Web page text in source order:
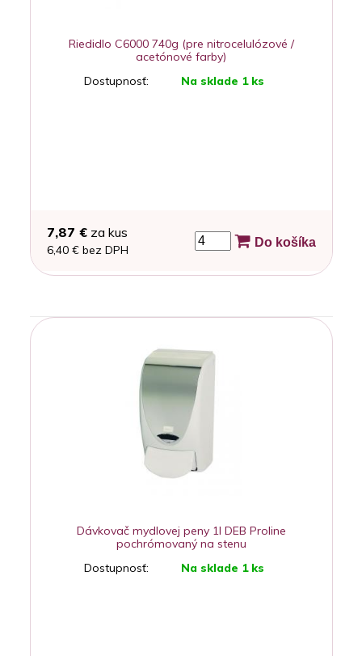
Riedidlo C6000 740g (pre nitrocelulózové /
acetónové farby)
Dostupnosť:
Na sklade 1 ks
7,87 € za kus
6,40 € bez DPH
Do košíka
Dávkovač mydlovej peny 1l DEB Proline
pochrómovaný na stenu
Dostupnosť:
Na sklade 1 ks